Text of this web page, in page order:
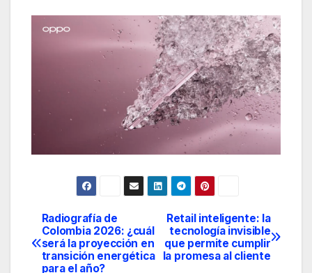
Navegación
de
Retail inteligente: la
tecnología invisible
que permite cumplir
la promesa al cliente
Radiografía de
Colombia 2026: ¿cuál
será la proyección en
transición energética
para el año?